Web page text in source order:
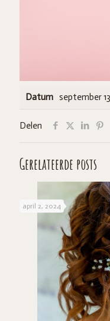
Datum september
Delen
Gerelateerde posts
april 2, 2024